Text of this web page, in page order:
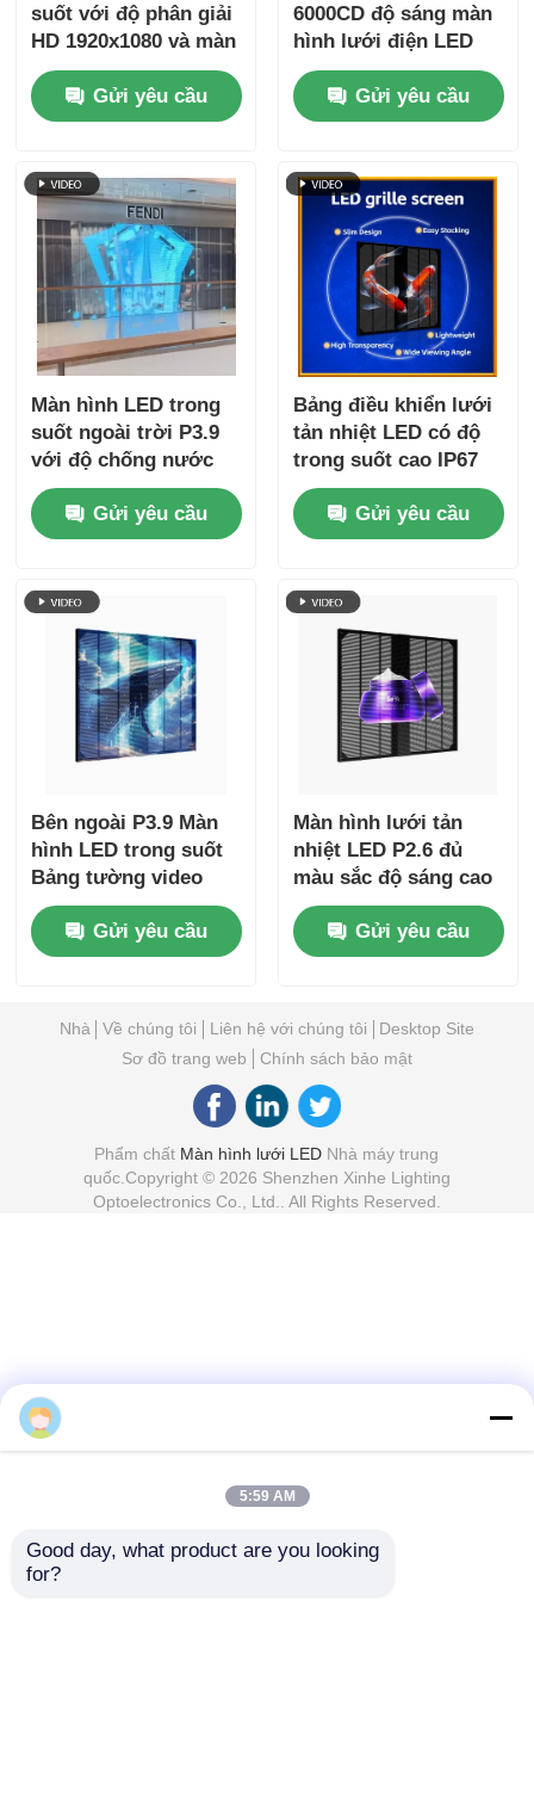
suốt với độ phân giải
HD 1920x1080 và màn
hình lưới tản nhiệt
LED cảm ứng độ
sáng 1500cd để mua
Gửi yêu cầu
6000CD độ sáng màn
hình lưới điện LED
tường video tùy
chỉnh cho quảng cáo
Gửi yêu cầu
Màn hình LED trong
suốt ngoài trời P3.9
với độ chống nước
IP67 và độ sáng 4000-
4500cd cho màn hình
tường video độ rõ
Gửi yêu cầu
Bảng điều khiển lưới
tản nhiệt LED có độ
trong suốt cao IP67
5000cd cho màn hình
quảng cáo ngoài trời
Gửi yêu cầu
Bên ngoài P3.9 Màn
hình LED trong suốt
Bảng tường video
cho biển báo kỹ thuật
số độ nét cao
Gửi yêu cầu
Màn hình lưới tản
nhiệt LED P2.6 đủ
màu sắc độ sáng cao
RGB Hiển thị quảng
cáo cửa sổ thương
mại cho cửa hàng
Gửi yêu cầu
Nhà Về chúng tôi Liên hệ với chúng tôi
Desktop Site
Sơ đồ trang web
Chính sách bảo mật
Phẩm chất Màn hình lưới LED Nhà máy trung
quốc.Copyright © 2026 Shenzhen Xinhe Lighting
Optoelectronics Co., Ltd.. All Rights Reserved.
5:59 AM
Good day, what product are you looking
for?